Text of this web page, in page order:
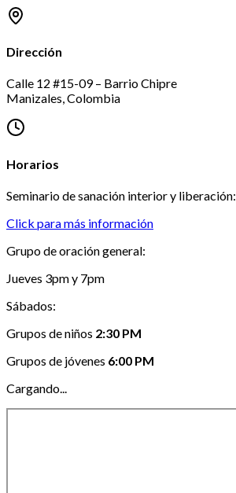
Dirección
Calle 12 #15-09 – Barrio Chipre
Manizales, Colombia
Horarios
Seminario de sanación interior y liberación:
Click para más información
Grupo de oración general:
Jueves 3pm y 7pm
Sábados:
Grupos de niños 2:30 PM
Grupos de jóvenes 6:00 PM
Cargando...